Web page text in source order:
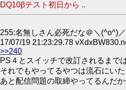
DQ10βテスト初日から ..
255:名無しさん必死だな＠＼(^o^)／
17/07/19 21:23:29.78
>>240
PS４とスイッチで改訂されるまで
それでもやってるやつは流石にい
あと配信問題の取締やってるんだ